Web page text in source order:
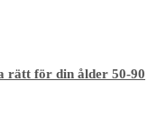
rätt för din ålder 50-90